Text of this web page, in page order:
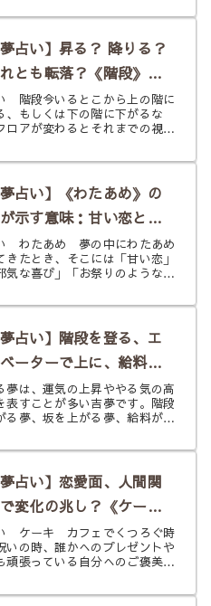
遡ることになるそうです。日本
記載があることから、古くか
夢占い】昇る？ 降りる？
とも転落？《階段》の
階段今いるとこから上の階に
、もしくは下の階に下がるな
ロアが変わるとそれまでの視点
に行けば、遠くまで見渡すこと
、地下へと潜り、秘密の場所に
夢占い】《わたあめ》の
示す意味：甘い恋と無
な喜び、そして儚さを
めるサイン
わたあめ 夢の中にわたあめ
きたとき、そこには「甘い恋」
気な喜び」「お祭りのような非
「一時的な幸せ」「儚い関係」
す。 わたあめは、砂糖からで
夢占い】階段を登る、エ
ーターで上に、給料が
るは運気上昇のサイ
〈上がる・登る〉夢
夢は、運気の上昇ややる気の高
表すことが多い吉夢です。階段
る夢、坂を上がる夢、給料が上
やすく解説します。
夢占い】恋愛面、人間関
変化の兆し？《ケー
の夢
ケーキ カフェでくつろぐ時
いの時、誰かへのプレゼントや
頑張っている自分へのご褒美の
物というよりは、少し特別で、